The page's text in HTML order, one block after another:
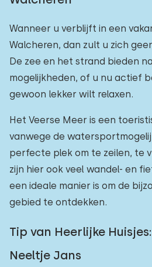
Wanneer u verblijft in een
Walcheren, dan zult u zich
De zee en het strand bieden
mogelijkheden, of u nu actief
gewoon lekker wilt relaxen.
Het Veerse Meer is een
vanwege de
perfecte plek om te zeilen, te
zijn hier ook veel wandel- en
een ideale manier is om de
gebied te ontdekken.
Tip van Heerlijke
Neeltje Jans